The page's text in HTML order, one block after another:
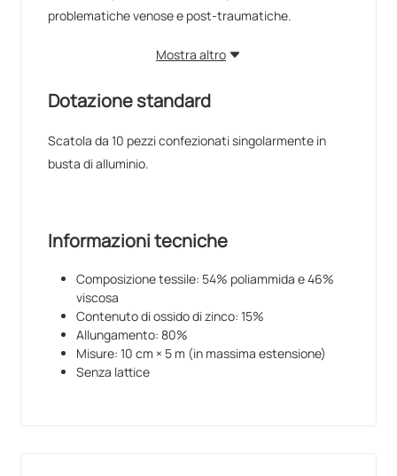
problematiche venose e post-traumatiche.
Mostra altro
Dotazione standard
Scatola da 10 pezzi confezionati singolarmente in
busta di alluminio.
Informazioni tecniche
Composizione tessile: 54% poliammida e 46%
viscosa
Contenuto di ossido di zinco: 15%
Allungamento: 80%
Misure: 10 cm × 5 m (in massima estensione)
Senza lattice